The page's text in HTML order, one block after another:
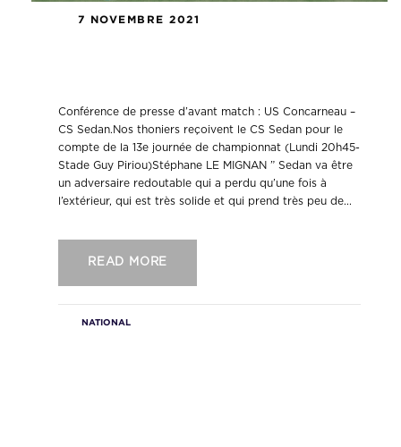
7 NOVEMBRE 2021
Conférence de presse d’avant match : US Concarneau –
CS Sedan.Nos thoniers reçoivent le CS Sedan pour le
compte de la 13e journée de championnat (Lundi 20h45-
Stade Guy Piriou)Stéphane LE MIGNAN ” Sedan va être
un adversaire redoutable qui a perdu qu’une fois à
l’extérieur, qui est très solide et qui prend très peu de...
READ MORE
NATIONAL